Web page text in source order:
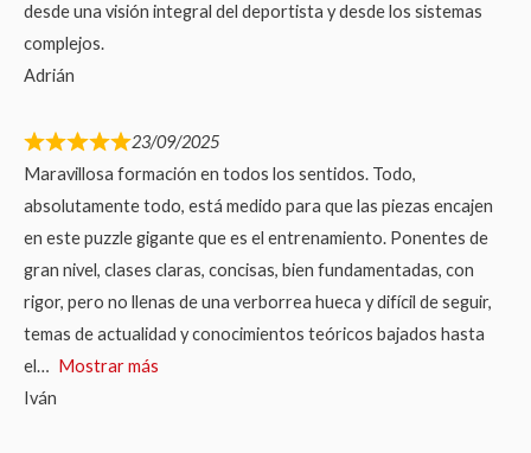
desde una visión integral del deportista y desde los sistemas
complejos.
Adrián
23/09/2025
Maravillosa formación en todos los sentidos. Todo,
absolutamente todo, está medido para que las piezas encajen
en este puzzle gigante que es el entrenamiento. Ponentes de
gran nivel, clases claras, concisas, bien fundamentadas, con
rigor, pero no llenas de una verborrea hueca y difícil de seguir,
temas de actualidad y conocimientos teóricos bajados hasta
el
Mostrar más
Iván